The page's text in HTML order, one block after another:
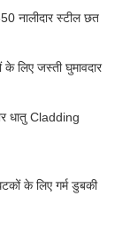
नालीदार स्टील छत
लिए जस्ती घुमावदार
धातु Cladding
के लिए गर्म डुबकी